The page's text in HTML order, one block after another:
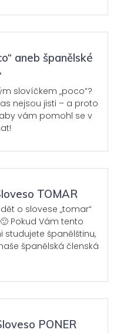
aneb španělské
slovíčkem „poco“?
nejsou jisti – a proto
vám pomohl se v
TOMAR
o slovese „tomar“
Pokud Vám tento
španělštinu,
španělská členská
PONER